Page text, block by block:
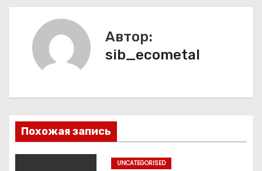
г
п
о
Автор:
sib_ecometal
Похожая запись
UNCATEGORISED